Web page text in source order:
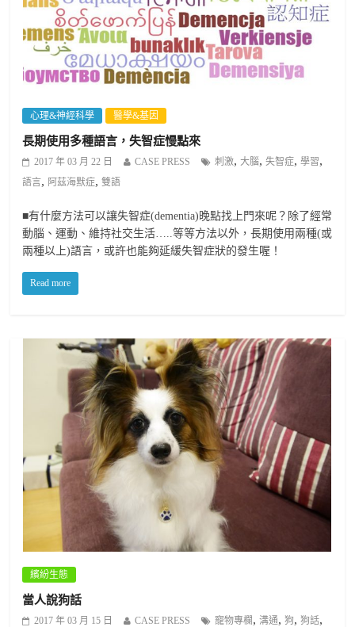
心理&神經科學 醫學&基因
長期使用多種語言，失智症慢點來
2017 年 03 月 22 日 CASE PRESS 刺激,大腦,失智症,學習,
語言, 阿茲海默症,雙語
■有什麼方法可以讓失智症(dementia)晚點找上門來呢？除了經常
動腦、運動、維持社交生活…..等等方法以外，長期使用兩種(或
兩種以上)語言，或許也能夠延緩失智症狀的發生喔！
Read more
繽紛生態
當人說狗話
2017 年 03 月 15 日 CASE PRESS 寵物專欄 ,溝通,狗,狗話,